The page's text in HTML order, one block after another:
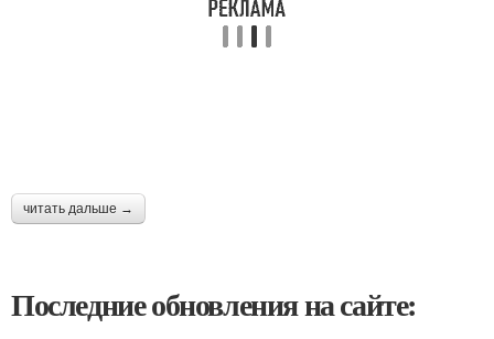
читать дальше →
Последние обновления на сайте: